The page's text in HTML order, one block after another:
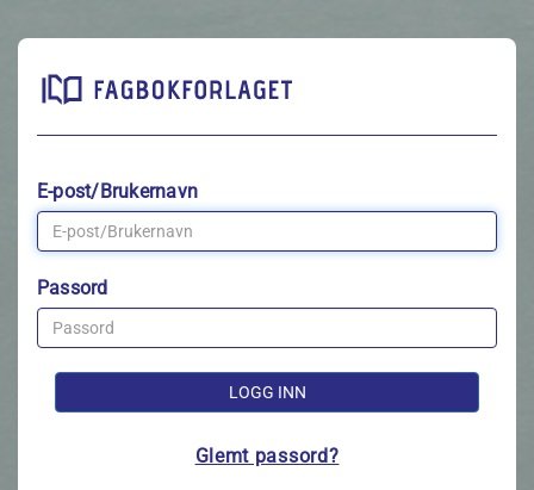
E-post/Brukernavn
Passord
LOGG INN
Glemt passord?